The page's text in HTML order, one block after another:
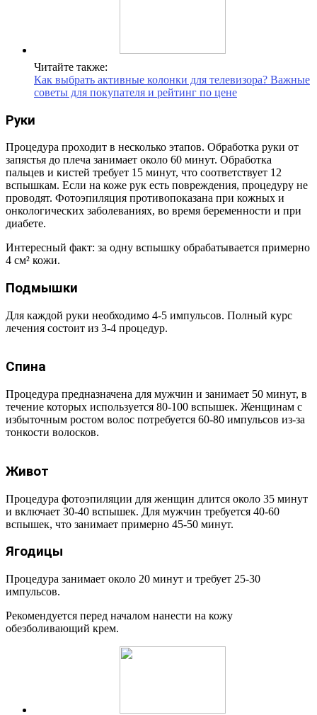
Читайте также:
Как выбрать активные колонки для телевизора? Важные
советы для покупателя и рейтинг по цене
Руки
Процедура проходит в несколько этапов. Обработка руки от
запястья до плеча занимает около 60 минут. Обработка
пальцев и кистей требует 15 минут, что соответствует 12
вспышкам. Если на коже рук есть повреждения, процедуру не
проводят. Фотоэпиляция противопоказана при кожных и
онкологических заболеваниях, во время беременности и при
диабете.
Интересный факт: за одну вспышку обрабатывается примерно
4 см² кожи.
Подмышки
Для каждой руки необходимо 4-5 импульсов. Полный курс
лечения состоит из 3-4 процедур.
Спина
Процедура предназначена для мужчин и занимает 50 минут, в
течение которых используется 80-100 вспышек. Женщинам с
избыточным ростом волос потребуется 60-80 импульсов из-за
тонкости волосков.
Живот
Процедура фотоэпиляции для женщин длится около 35 минут
и включает 30-40 вспышек. Для мужчин требуется 40-60
вспышек, что занимает примерно 45-50 минут.
Ягодицы
Процедура занимает около 20 минут и требует 25-30
импульсов.
Рекомендуется перед началом нанести на кожу
обезболивающий крем.